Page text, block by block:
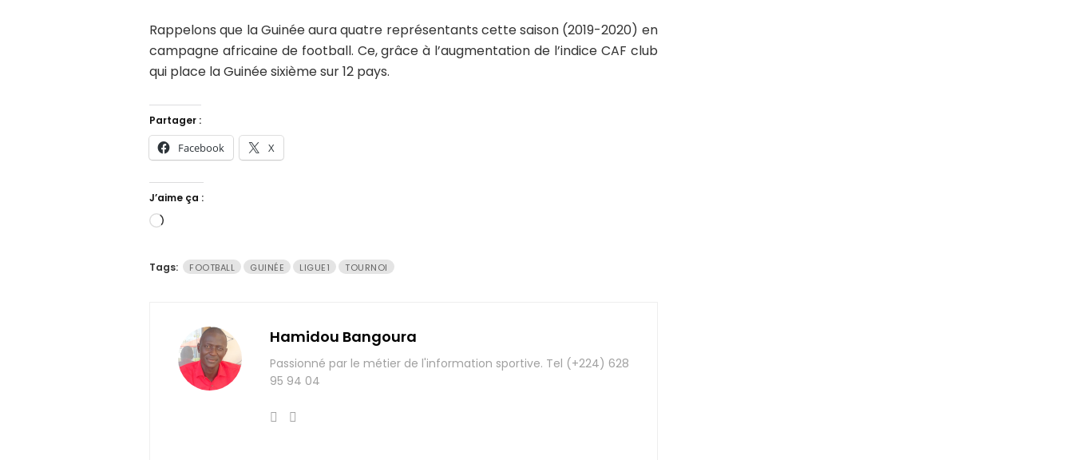
Rappelons que la Guinée aura quatre représentants cette saison (2019-2020) en
campagne africaine de football. Ce, grâce à l’augmentation de l’indice CAF club
qui place la Guinée sixième sur 12 pays.
Partager :
Facebook X
J’aime ça :
Chargement…
Tags: FOOTBALL GUINÉE LIGUE1 TOURNOI
Hamidou Bangoura
Passionné par le métier de l'information sportive. Tel (+224) 628
95 94 04